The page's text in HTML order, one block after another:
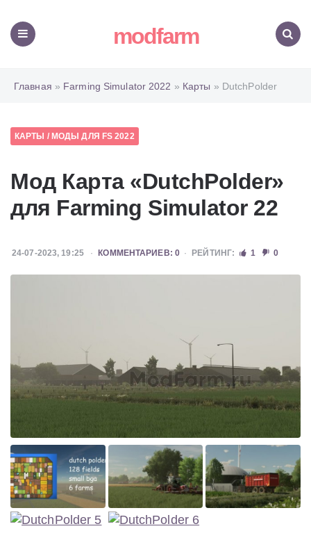
modfarm
Главная » Farming Simulator 2022 » Карты » DutchPolder
КАРТЫ / МОДЫ ДЛЯ FS 2022
Мод Карта «DutchPolder»
для Farming Simulator 22
24-07-2023, 19:25 КОММЕНТАРИЕВ: 0 РЕЙТИНГ: 1 0